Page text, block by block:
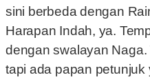
sini berbeda dengan
Harapan Indah, ya.
dengan swalayan Naga.
tapi ada papan petunjuk